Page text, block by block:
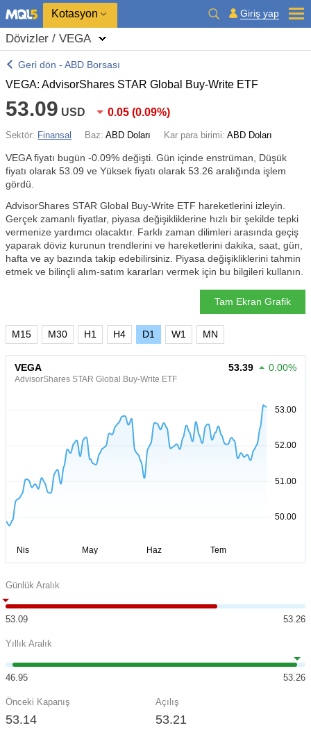
Kotasyon Giriş yap
Dövizler / VEGA
Geri dön - ABD Borsası
VEGA: AdvisorShares STAR Global Buy-Write ETF
53.09 USD 0.05 (0.09%)
Sektör: Finansal Baz: ABD Doları Kar para birimi: ABD Doları
VEGA fiyatı bugün -0.09% değişti. Gün içinde enstrüman, Düşük
fiyatı olarak 53.09 ve Yüksek fiyatı olarak 53.26 aralığında işlem
gördü.
AdvisorShares STAR Global Buy-Write ETF hareketlerini izleyin.
Gerçek zamanlı fiyatlar, piyasa değişikliklerine hızlı bir şekilde tepki
vermenize yardımcı olacaktır. Farklı zaman dilimleri arasında geçiş
yaparak döviz kurunun trendlerini ve hareketlerini dakika, saat, gün,
hafta ve ay bazında takip edebilirsiniz. Piyasa değişikliklerini tahmin
etmek ve bilinçli alım-satım kararları vermek için bu bilgileri kullanın.
Tam Ekran Grafik
M15 M30 H1 H4 D1 W1 MN
VEGA
AdvisorShares STAR Global Buy-Write ETF
53.39 0.00%
Günlük Aralık
53.09 53.26
Yıllık Aralık
46.95 53.26
Önceki Kapanış
53.14
Açılış
53.21